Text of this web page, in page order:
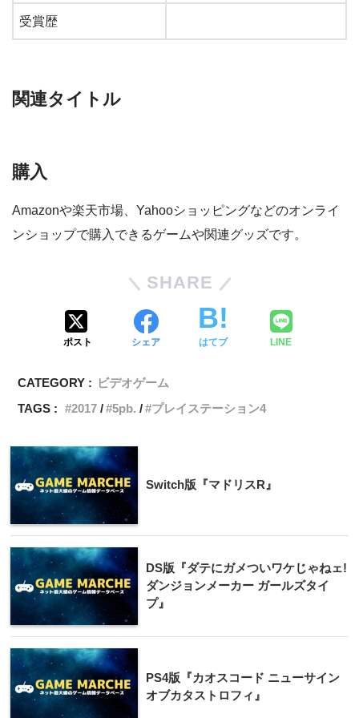
受賞歴
関連タイトル
購入
Amazonや楽天市場、Yahooショッピングなどのオンライ
ンショップで購入できるゲームや関連グッズです。
SHARE
ポスト シェア はてブ LINE
CATEGORY : ビデオゲーム
TAGS :
2017 5pb. プレイステーション4
Switch版『マドリスR』
DS版『ダテにガメついワケじゃねェ!
ダンジョンメーカー ガールズタイ
プ』
PS4版『カオスコード ニューサイン
オブカタストロフィ』